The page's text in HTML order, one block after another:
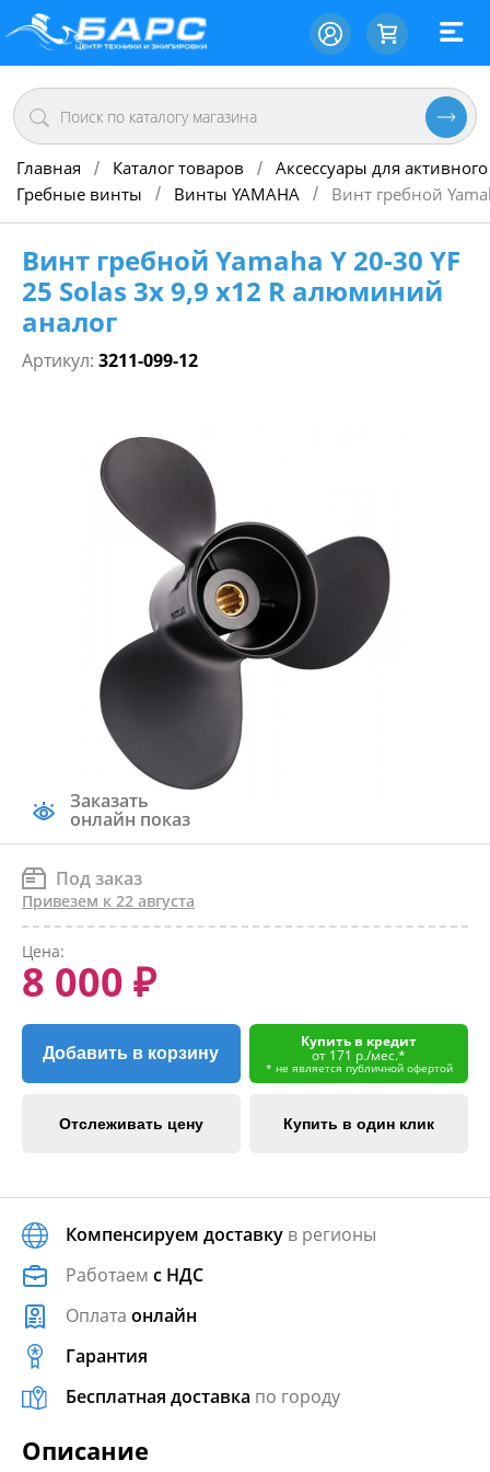
Главная / Каталог товаров / Аксессуары для
Гребные винты
/ Винты YAMAHA / Винт гребной
Винт гребной Yamaha Y 20-30 YF
25 Solas 3х 9,9 х12 R алюминий
аналог
Артикул: 3211-099-12
Заказать
онлайн показ
Под заказ
Привезем к 22 августа
Цена:
8 000 ₽
Добавить в корзину
Купить в кредит
от 171 р./мес.*
* не является публичной офертой
Отслеживать цену Купить в один клик
Компенсируем доставку в регионы
Работаем с НДС
Оплата онлайн
Гарантия
Бесплатная доставка по городу
Описание